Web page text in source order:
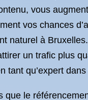
vous
vos chances
naturel à
un trafic plus
tant qu’expert
que le